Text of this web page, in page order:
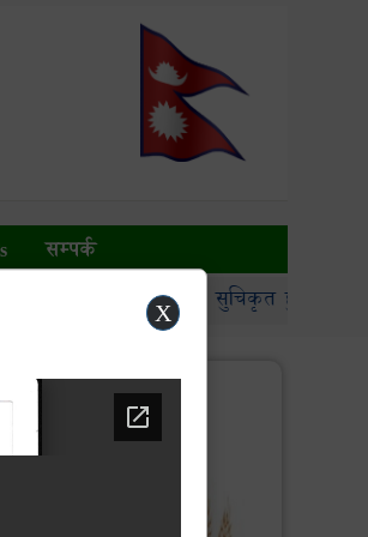
सम्पर्क
मौजुदा सुचिमा सुचिकृत हुने सम्बन्धी सूचना
X